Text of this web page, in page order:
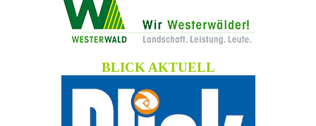
BLICK AKTUELL